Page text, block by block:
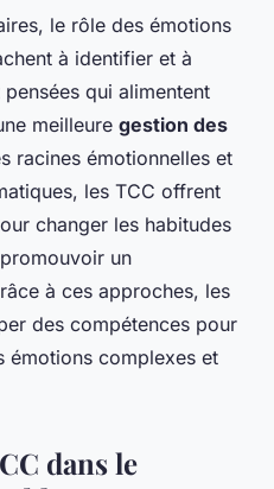
le rôle des émotions
à identifier et à
qui alimentent
meilleure gestion des
racines émotionnelles et
les TCC offrent
changer les habitudes
un
à ces approches, les
des compétences pour
émotions complexes et
dans le